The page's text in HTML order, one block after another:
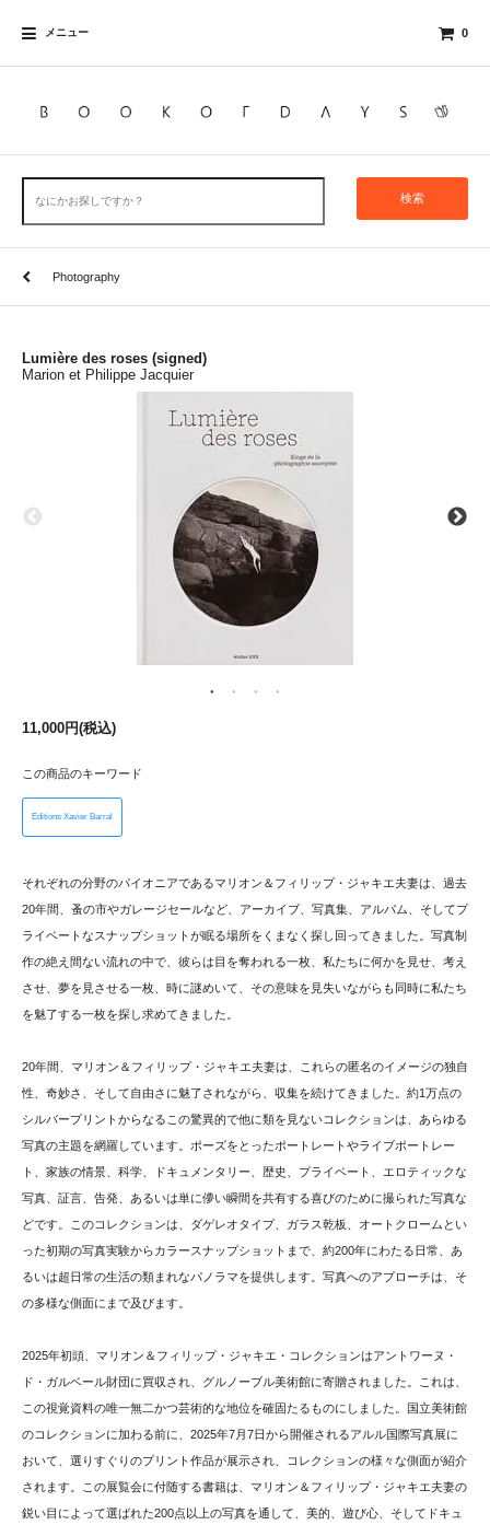
メニュー 0
検索
Photography
Lumière des roses (signed)
Marion et Philippe Jacquier
11,000円(税込)
この商品のキーワード
Editions Xavier Barral
それぞれの分野のパイオニアであるマリオン＆フィリップ・ジャキエ夫妻は、過去
20年間、蚤の市やガレージセールなど、アーカイブ、写真集、アルバム、そしてプ
ライベートなスナップショットが眠る場所をくまなく探し回ってきました。写真制
作の絶え間ない流れの中で、彼らは目を奪われる一枚、私たちに何かを見せ、考え
させ、夢を見させる一枚、時に謎めいて、その意味を見失いながらも同時に私たち
を魅了する一枚を探し求めてきました。
20年間、マリオン＆フィリップ・ジャキエ夫妻は、これらの匿名のイメージの独自
性、奇妙さ、そして自由さに魅了されながら、収集を続けてきました。約1万点の
シルバープリントからなるこの驚異的で他に類を見ないコレクションは、あらゆる
写真の主題を網羅しています。ポーズをとったポートレートやライブポートレー
ト、家族の情景、科学、ドキュメンタリー、歴史、プライベート、エロティックな
写真、証言、告発、あるいは単に儚い瞬間を共有する喜びのために撮られた写真な
どです。このコレクションは、ダゲレオタイプ、ガラス乾板、オートクロームとい
った初期の写真実験からカラースナップショットまで、約200年にわたる日常、あ
るいは超日常の生活の類まれなパノラマを提供します。写真へのアプローチは、そ
の多様な側面にまで及びます。
2025年初頭、マリオン＆フィリップ・ジャキエ・コレクションはアントワーヌ・
ド・ガルベール財団に買収され、グルノーブル美術館に寄贈されました。これは、
この視覚資料の唯一無二かつ芸術的な地位を確固たるものにしました。国立美術館
のコレクションに加わる前に、2025年7月7日から開催されるアルル国際写真展に
おいて、選りすぐりのプリント作品が展示され、コレクションの様々な側面が紹介
されます。この展覧会に付随する書籍は、マリオン＆フィリップ・ジャキエ夫妻の
鋭い目によって選ばれた200点以上の写真を通して、美的、遊び心、そしてドキュ